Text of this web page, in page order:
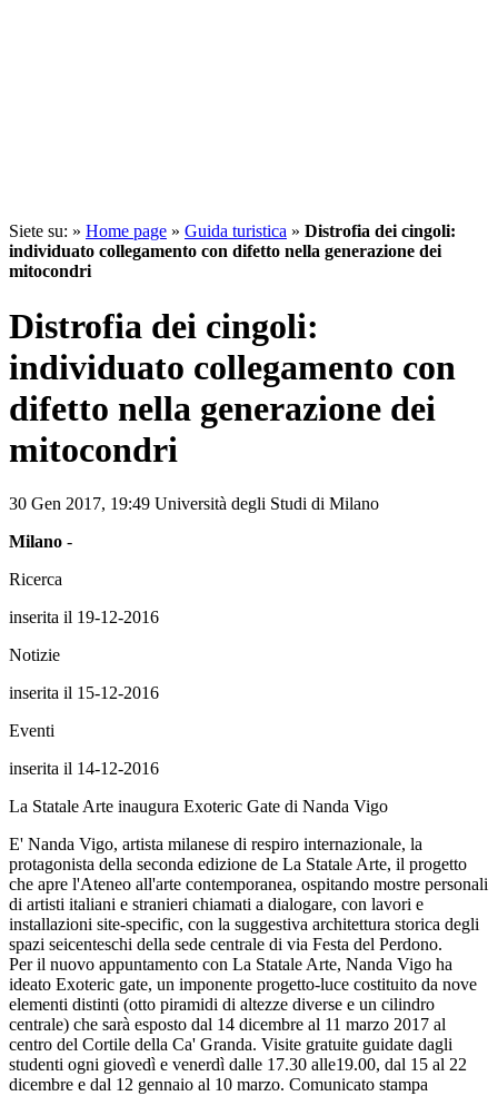
Siete su: » Home page » Guida turistica » Distrofia dei cingoli:
individuato collegamento con difetto nella generazione dei
mitocondri
Distrofia dei cingoli:
individuato collegamento con
difetto nella generazione dei
mitocondri
30 Gen 2017, 19:49 Università degli Studi di Milano
Milano -
Ricerca
inserita il 19-12-2016
Notizie
inserita il 15-12-2016
Eventi
inserita il 14-12-2016
La Statale Arte inaugura Exoteric Gate di Nanda Vigo
E' Nanda Vigo, artista milanese di respiro internazionale, la
protagonista della seconda edizione de La Statale Arte, il progetto
che apre l'Ateneo all'arte contemporanea, ospitando mostre personali
di artisti italiani e stranieri chiamati a dialogare, con lavori e
installazioni site-specific, con la suggestiva architettura storica degli
spazi seicenteschi della sede centrale di via Festa del Perdono.
Per il nuovo appuntamento con La Statale Arte, Nanda Vigo ha
ideato Exoteric gate, un imponente progetto-luce costituito da nove
elementi distinti (otto piramidi di altezze diverse e un cilindro
centrale) che sarà esposto dal 14 dicembre al 11 marzo 2017 al
centro del Cortile della Ca' Granda. Visite gratuite guidate dagli
studenti ogni giovedì e venerdì dalle 17.30 alle19.00, dal 15 al 22
dicembre e dal 12 gennaio al 10 marzo. Comunicato stampa